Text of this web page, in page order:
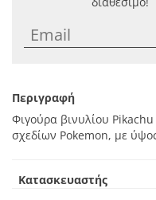
Περιγραφή
Φιγούρα βινυλίου
σχεδίων Pokemon, με
Κατασκευαστής